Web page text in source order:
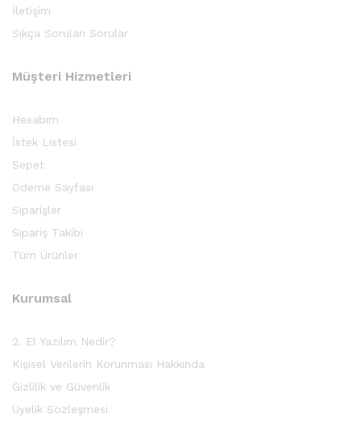
İletişim
Sıkça Sorulan Sorular
Müşteri Hizmetleri
Hesabım
İstek Listesi
Sepet
Ödeme Sayfası
Siparişler
Sipariş Takibi
Tüm Ürünler
Kurumsal
2. El Yazılım Nedir?
Kişisel Verilerin Korunması Hakkında
Gizlilik ve Güvenlik
Üyelik Sözleşmesi